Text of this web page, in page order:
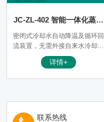
JC-ZL-402 智能一体化蒸馏
仪
密闭式冷却水自动降温及循环回
流装置，无需外接自来水冷却，
节能降耗；大液晶触摸屏控制，
可以实现单控温度和单控称重与
详情+
联系热线